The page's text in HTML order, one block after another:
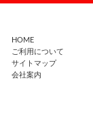
HOME
ご利用について
サイトマップ
会社案内